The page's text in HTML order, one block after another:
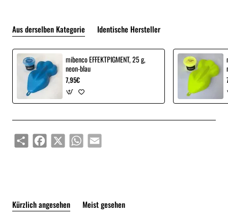
Aus derselben Kategorie Identische Hersteller
mibenco EFFEKTPIGMENT, 25 g,
neon-blau
7,95€
ShareFacebook
X WhatsAppEmail
Kürzlich angesehen Meist gesehen